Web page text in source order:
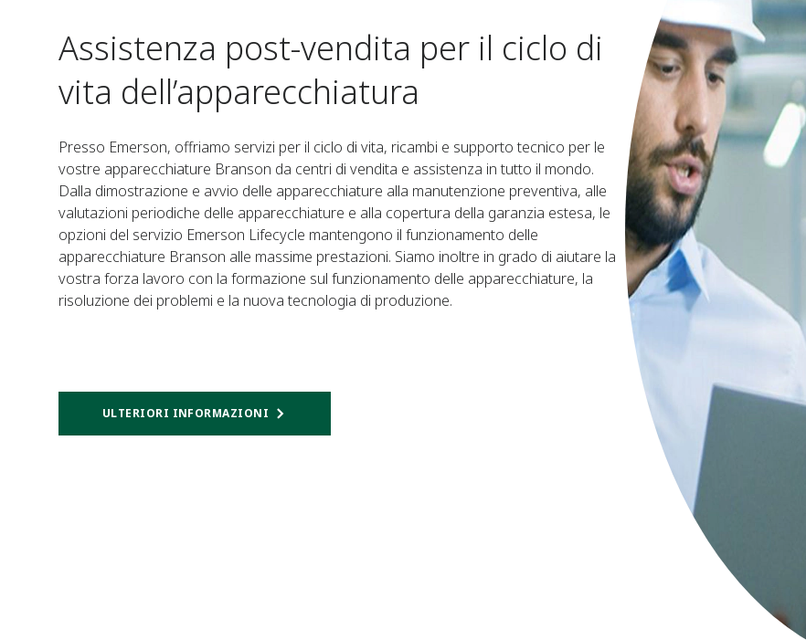
Assistenza post-vendita per il ciclo di
vita dell’apparecchiatura
Presso Emerson, offriamo servizi per il ciclo di vita, ricambi e supporto tecnico per le
vostre apparecchiature Branson da centri di vendita e assistenza in tutto il mondo.
Dalla dimostrazione e avvio delle apparecchiature alla manutenzione preventiva, alle
valutazioni periodiche delle apparecchiature e alla copertura della garanzia estesa, le
opzioni del servizio Emerson Lifecycle mantengono il funzionamento delle
apparecchiature Branson alle massime prestazioni. Siamo inoltre in grado di aiutare la
vostra forza lavoro con la formazione sul funzionamento delle apparecchiature, la
risoluzione dei problemi e la nuova tecnologia di produzione.
ULTERIORI INFORMAZIONI